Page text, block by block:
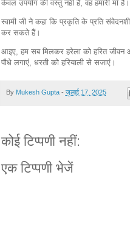
केवल उपयोग की वस्तु नहीं है, वह हमारी माँ है।
स्वामी जी ने कहा कि प्रकृति के प्रति
कर सकते हैं।
आइए, हम सब मिलकर हरेला को हरित जीवन
पौधे लगाएं, धरती को हरियाली से सजाएं।
By Mukesh Gupta - जुलाई 17, 2025
कोई टिप्पणी नहीं:
एक टिप्पणी भेजें